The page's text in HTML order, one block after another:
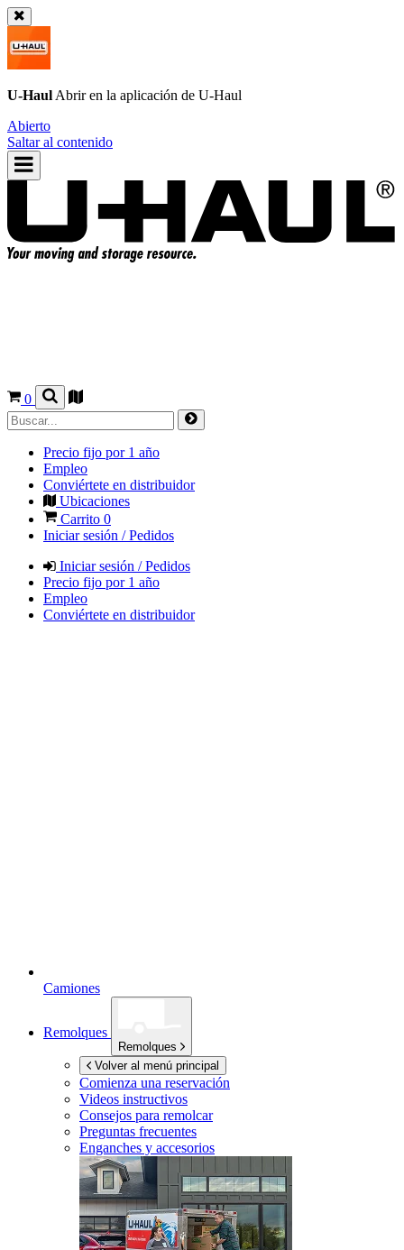
U-Haul Abrir en la aplicación de U-Haul
Abierto
Saltar al contenido
0
Precio fijo por 1 año
Empleo
Conviértete en distribuidor
Ubicaciones
Carrito 0
Iniciar sesión / Pedidos
Iniciar sesión / Pedidos
Precio fijo por 1 año
Empleo
Conviértete en distribuidor
Camiones
Remolques
Remolques
Volver al menú principal
Comienza una reservación
Videos instructivos
Consejos para remolcar
Preguntas frecuentes
Enganches y accesorios